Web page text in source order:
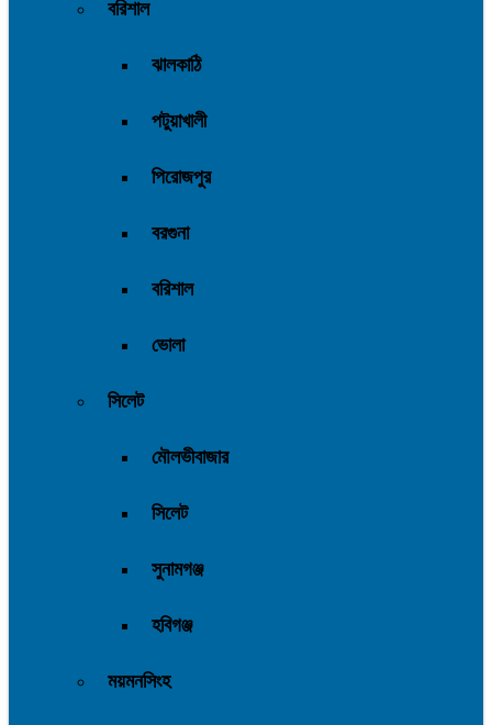
বরিশাল
ঝালকাঠি
পটুয়াখালী
পিরোজপুর
বরগুনা
বরিশাল
ভোলা
সিলেট
মৌলভীবাজার
সিলেট
সুনামগঞ্জ
হবিগঞ্জ
ময়মনসিংহ